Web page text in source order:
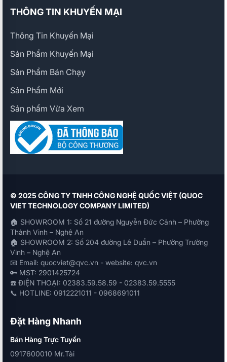
THÔNG TIN KHUYẾN MẠI
Thông Tin Khuyến Mại
Sản Phẩm Khuyến Mại
Sản Phẩm Bán Chạy
Sản Phẩm Mới
Sản phẩm Vừa Xem
© 2025 CÔNG TY TNHH CÔNG NGHỆ QUỐC VIỆT (QUOC
VIET TECHNOLOGY COMPANY LIMITED)
🏠 SHOWROOM 1: Số 21 đường Nguyễn Đức Cảnh – Phường
Thành Vinh – Nghệ An
🏠 SHOWROOM 2: Số 204 đường Lê Duẩn – Phường Trường
Vinh – Nghệ An
📧 Email: quocviet@qvc.vn - website: qvc.vn
🔑 MST: 2901425724
☎️ ĐIỆN THOẠI: 02383.59.58.59 - 02383.59.5555
📞 HOTLINE: 0912221011 - 0968691011
Đặt Hàng Nhanh
Bán Hàng Trực Tuyến
0917600010 Mr.Tài